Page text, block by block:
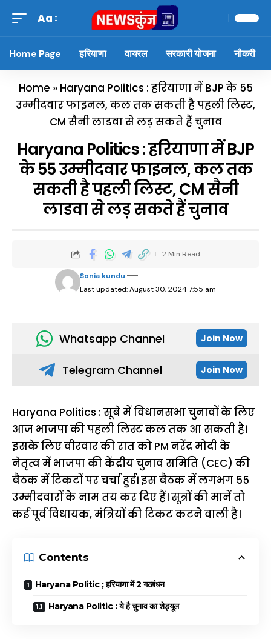
Aa
Home Page हरियाणा वायरल सरकारी योजना नौकरी
Home » Haryana Politics : हरियाणा में BJP के 55
उम्मीदवार फाइनल, कल तक सकती है पहली लिस्ट,
CM सैनी लाडवा से लड़ सकते हैं चुनाव
Haryana Politics : हरियाणा में BJP
के 55 उम्मीदवार फाइनल, कल तक
सकती है पहली लिस्ट, CM सैनी
लाडवा से लड़ सकते हैं चुनाव
Last updated: August 30, 2024 7:55 am
Sonia kundu
2 Min Read
Whatsapp Channel Join Now
Telegram Channel Join Now
Haryana Politics : सूबे में विधानसभा चुनावों के लिए
आज भाजपा की पहली लिस्ट कल तक आ सकती है।
इसके लिए वीरवार की रात को PM नरेंद्र मोदी के
नेतृत्व में भाजपा की केंद्रीय चुनाव समिति (CEC) की
बैठक में टिकटों पर चर्चा हुई। इस बैठक में लगभग 55
उम्मीदवारों के नाम तय कर दिए हैं। सूत्रों की मानें तो
कई पूर्व विधायक, मंत्रियों की टिकट कटने वाली है।
Contents
Haryana Politic ; हरियाणा में 2 गठबंधन
Haryana Politic : ये है चुनाव का शेड्यूल